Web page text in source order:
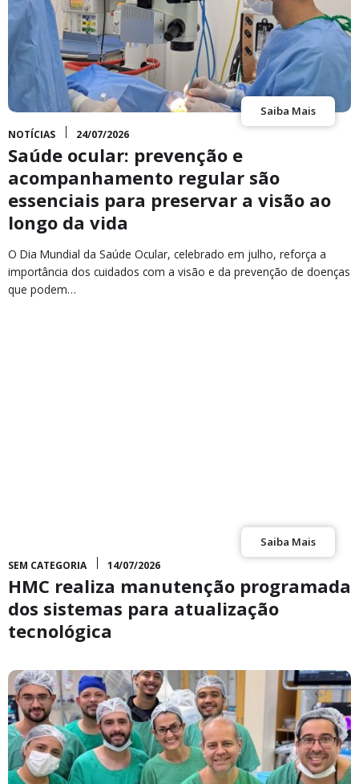
Saiba Mais
NOTÍCIAS 24/07/2026
Saúde ocular: prevenção e
acompanhamento regular são
essenciais para preservar a visão ao
longo da vida
O Dia Mundial da Saúde Ocular, celebrado em julho, reforça a
importância dos cuidados com a visão e da prevenção de doenças
que podem…
Saiba Mais
SEM CATEGORIA 14/07/2026
HMC realiza manutenção programada
dos sistemas para atualização
tecnológica